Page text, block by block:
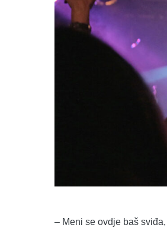
– Meni se ovdje baš